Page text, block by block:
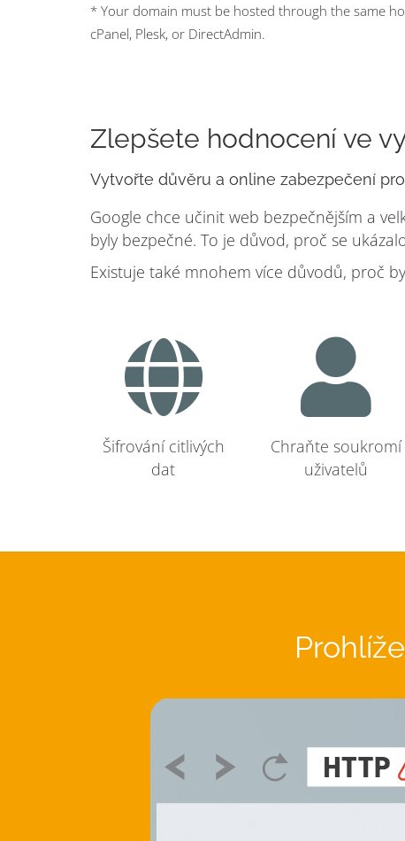
* Your domain must be hosted through the same
cPanel, Plesk, or DirectAdmin.
Zlepšete hodnocení ve
Vytvořte důvěru a online zabezpečení
Google chce učinit web bezpečnějším a
byly bezpečné. To je důvod, proč se
Existuje také mnohem více důvodů, proč
Šifrování citlivých
dat
Chraňte soukromí
uživatelů